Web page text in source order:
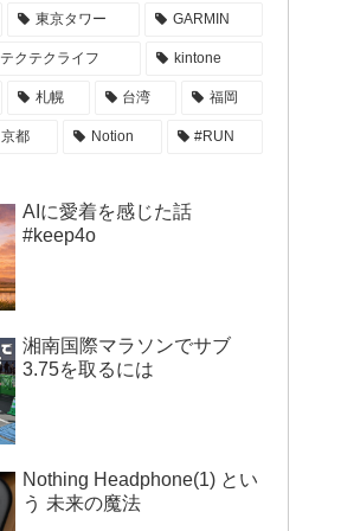
東京タワー GARMIN
テクテクライフ kintone
札幌 台湾 福岡
京都 Notion #RUN
AIに愛着を感じた話
#keep4o
湘南国際マラソンでサブ
3.75を取るには
Nothing Headphone(1) とい
う 未来の魔法